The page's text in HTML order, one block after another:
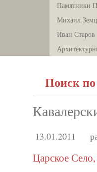
Памятники
Михаил
Иван Старов
Поиск
13.01.2011
Царское